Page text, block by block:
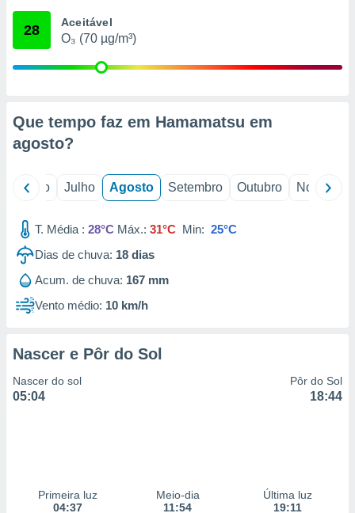
através
1199
28 Aceitável
O₃ (70 µg/m³)
Que tempo faz em Hamamatsu em
agosto?
Junho Julho Agosto Setembro Outubro Novembro
T. Média : 28°C Máx.: 31°C Min: 25°C
Dias de chuva: 18 dias
Acum. de chuva: 167 mm
Vento médio: 10 km/h
Nascer e Pôr do Sol
Nascer do sol
05:04
Pôr do Sol
18:44
Primeira luz
04:37
Meio-dia
11:54
Última luz
19:11